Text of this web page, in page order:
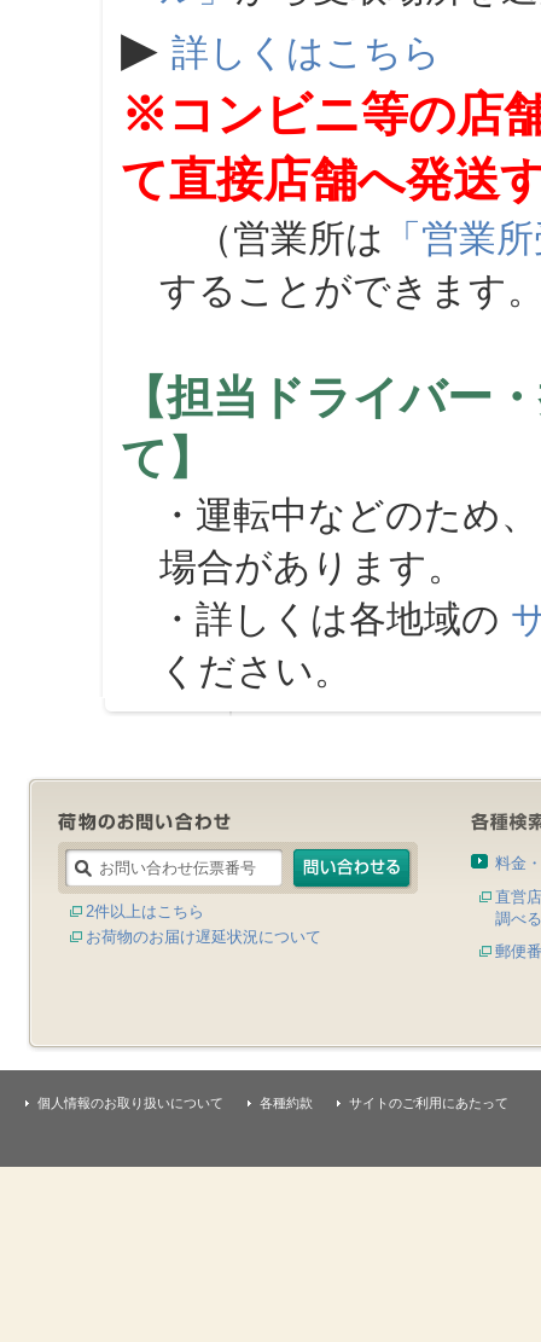
▶ 詳しくはこちら
※コンビニ等の店
て直接店舗へ発送
（営業所は 「営業
することができます
【担当ドライバー
て】
・運転中などのため
場合があります。
・詳しくは各地域の
ください。
2件以上はこちら
お荷物のお届け遅延状況について
料金
直営
調べる
郵便
個人情報のお取り扱いについて 各種約款 サイトのご利用にあたって